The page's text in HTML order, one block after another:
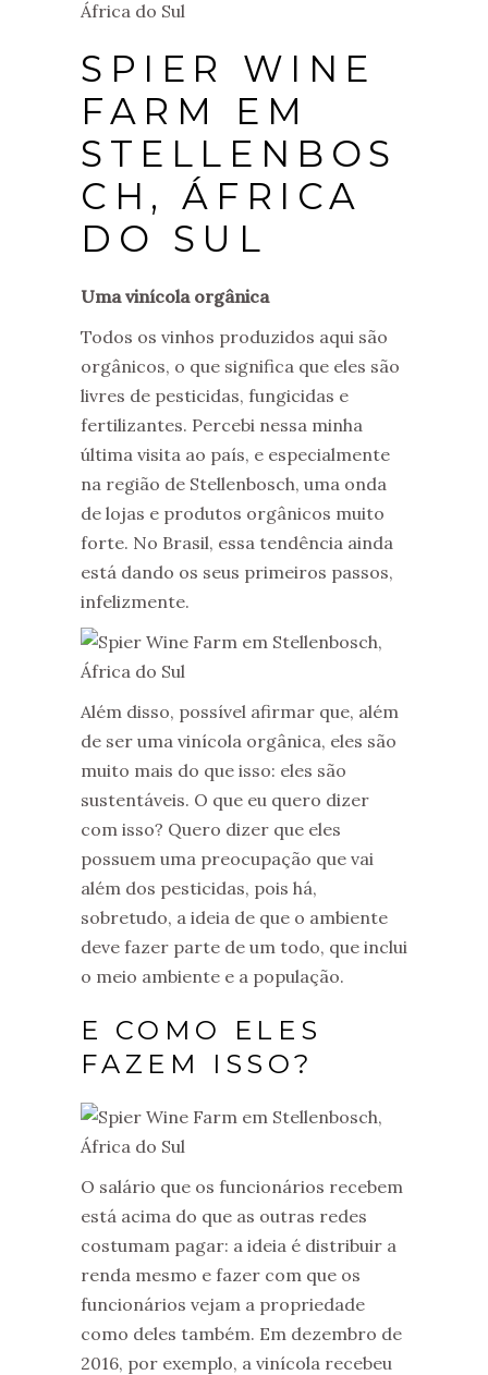
SPIER WINE
FARM EM
STELLENBOS
CH, ÁFRICA
DO SUL
Uma vinícola orgânica
Todos os vinhos produzidos aqui são
orgânicos, o que significa que eles são
livres de pesticidas, fungicidas e
fertilizantes. Percebi nessa minha
última visita ao país, e especialmente
na região de Stellenbosch, uma onda
de lojas e produtos orgânicos muito
forte. No Brasil, essa tendência ainda
está dando os seus primeiros passos,
infelizmente.
Além disso, possível afirmar que, além
de ser uma vinícola orgânica, eles são
muito mais do que isso: eles são
sustentáveis. O que eu quero dizer
com isso? Quero dizer que eles
possuem uma preocupação que vai
além dos pesticidas, pois há,
sobretudo, a ideia de que o ambiente
deve fazer parte de um todo, que inclui
o meio ambiente e a população.
E COMO ELES
FAZEM ISSO?
O salário que os funcionários recebem
está acima do que as outras redes
costumam pagar: a ideia é distribuir a
renda mesmo e fazer com que os
funcionários vejam a propriedade
como deles também. Em dezembro de
2016, por exemplo, a vinícola recebeu